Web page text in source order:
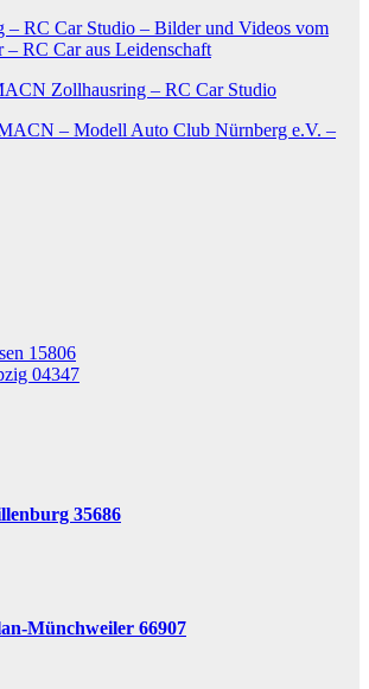
RC Car Studio – Bilder und Videos vom
RC Car aus Leidenschaft
Zollhausring – RC Car Studio
– Modell Auto Club Nürnberg e.V. –
15806
04347
35686
Münchweiler 66907